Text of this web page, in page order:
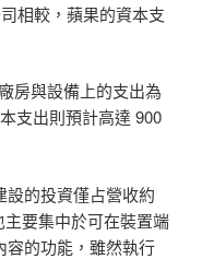
相較，蘋果的資本支
房與設備上的支出為
支出則預計高達 900
的投資僅占營收約
要集中於可在裝置端
容的功能，雖然執行